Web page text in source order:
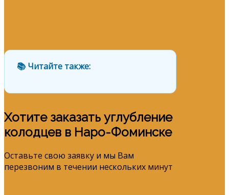
📚 Читайте также:
Хотите заказать углубление
колодцев в Наро-Фоминске
Оставьте свою заявку и мы Вам
перезвоним в течении нескольких минут